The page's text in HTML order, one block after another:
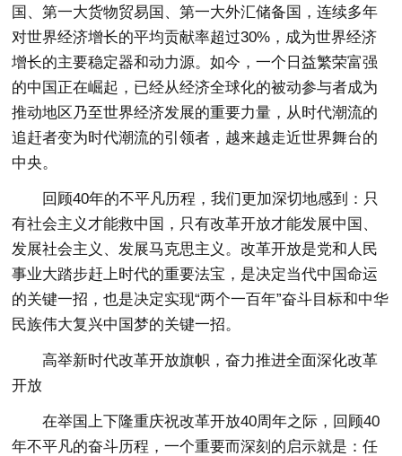
国、第一大货物贸易国、第一大外汇储备国，连续多年
对世界经济增长的平均贡献率超过30%，成为世界经济
增长的主要稳定器和动力源。如今，一个日益繁荣富强
的中国正在崛起，已经从经济全球化的被动参与者成为
推动地区乃至世界经济发展的重要力量，从时代潮流的
追赶者变为时代潮流的引领者，越来越走近世界舞台的
中央。
回顾40年的不平凡历程，我们更加深切地感到：只
有社会主义才能救中国，只有改革开放才能发展中国、
发展社会主义、发展马克思主义。改革开放是党和人民
事业大踏步赶上时代的重要法宝，是决定当代中国命运
的关键一招，也是决定实现“两个一百年”奋斗目标和中华
民族伟大复兴中国梦的关键一招。
高举新时代改革开放旗帜，奋力推进全面深化改革
开放
在举国上下隆重庆祝改革开放40周年之际，回顾40
年不平凡的奋斗历程，一个重要而深刻的启示就是：任